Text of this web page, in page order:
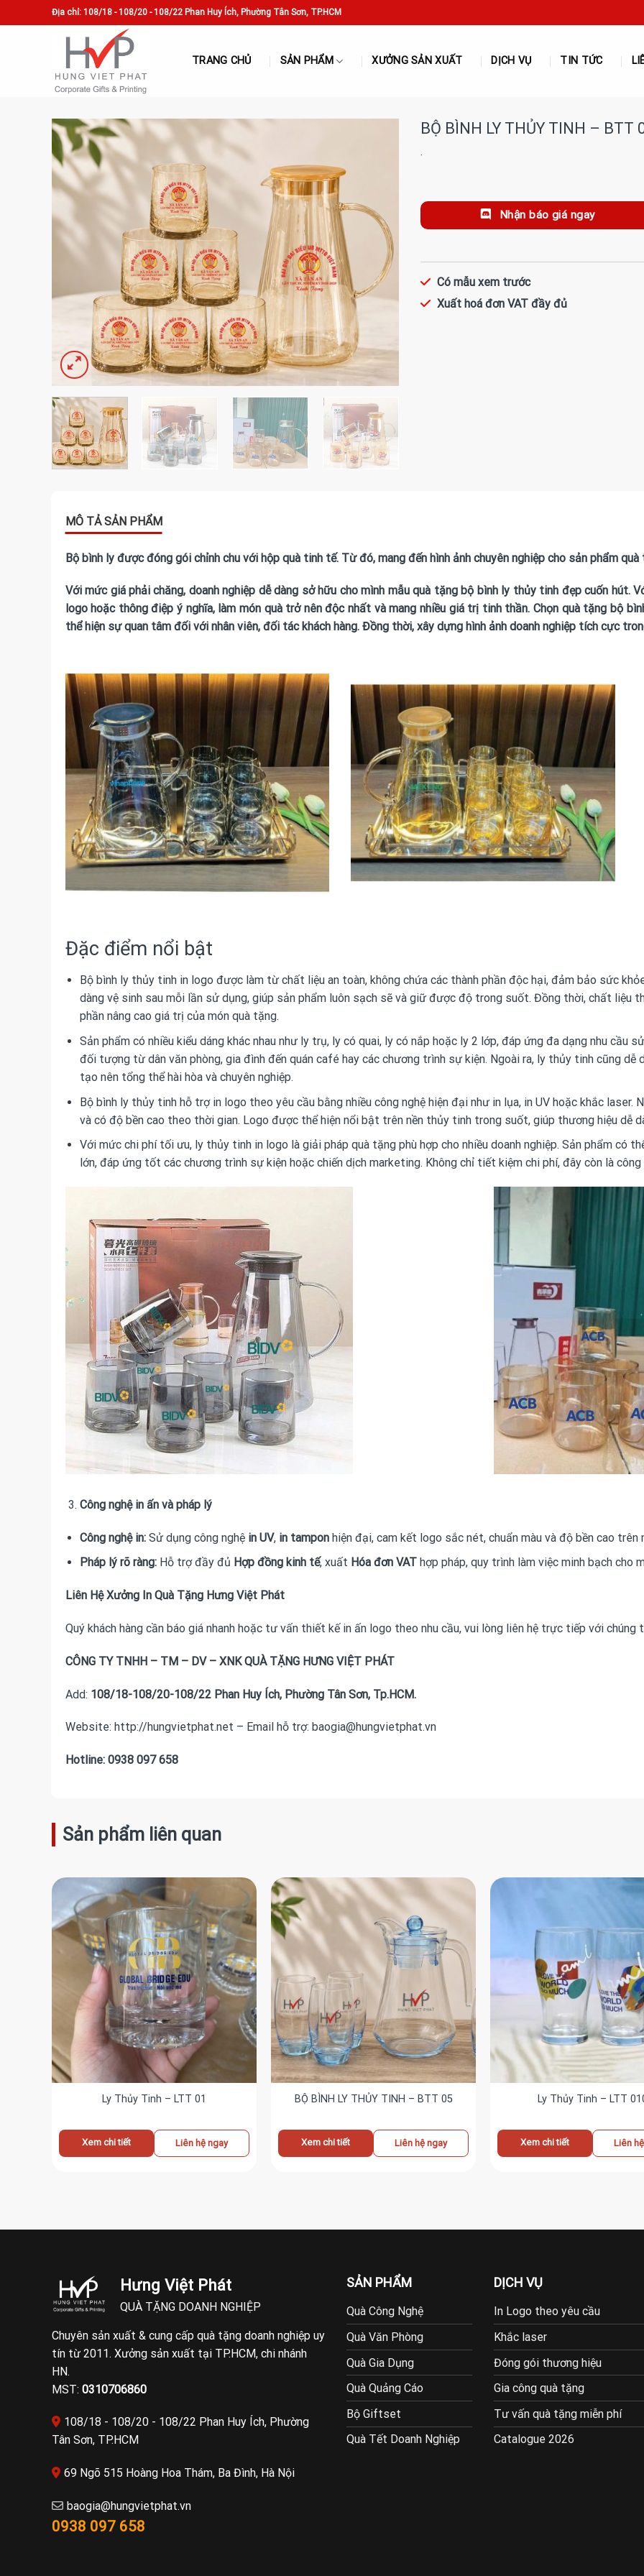
to
Địa chỉ: 108/18 - 108/20 - 108/22 Phan Huy Ích, Phường Tân Sơn, TP.HCM
TRANG CHỦ SẢN PHẨM XƯỞNG SẢN XUẤT DỊCH VỤ TIN TỨC
BỘ BÌNH LY THỦY TINH – BTT
·
Nhận báo giá ngay
Có mẫu xem trước
Xuất hoá đơn VAT đầy đủ
Bộ bình ly được đóng gói chỉnh chu với hộp quà tinh tế. Từ đó, mang đến hình ảnh chuyên nghiệp cho sản phẩm quà
Với mức giá phải chăng, doanh nghiệp dễ dàng sở hữu cho mình mẫu quà tặng bộ bình ly thủy tinh đẹp cuốn hút.
logo hoặc thông điệp ý nghĩa, làm món quà trở nên độc nhất và mang nhiều giá trị tinh thần. Chọn quà tặng bộ
thể hiện sự quan tâm đối với nhân viên, đối tác khách hàng. Đồng thời, xây dựng hình ảnh doanh nghiệp tích cực
Đặc điểm nổi bật
Bộ bình ly thủy tinh in logo được làm từ chất liệu an toàn, không chứa các thành phần độc hại, đảm bảo sức
dàng vệ sinh sau mỗi lần sử dụng, giúp sản phẩm luôn sạch sẽ và giữ được độ trong suốt. Đồng thời, chất liệu
phần nâng cao giá trị của món quà tặng.
Sản phẩm có nhiều kiểu dáng khác nhau như ly trụ, ly có quai, ly có nắp hoặc ly 2 lớp, đáp ứng đa dạng nhu cầu
đối tượng từ dân văn phòng, gia đình đến quán café hay các chương trình sự kiện. Ngoài ra, ly thủy tinh cũng
tạo nên tổng thể hài hòa và chuyên nghiệp.
Bộ bình ly thủy tinh hỗ trợ in logo theo yêu cầu bằng nhiều công nghệ hiện đại như in lụa, in UV hoặc khắc laser.
và có độ bền cao theo thời gian. Logo được thể hiện nổi bật trên nền thủy tinh trong suốt, giúp thương hiệu dễ
Với mức chi phí tối ưu, ly thủy tinh in logo là giải pháp quà tặng phù hợp cho nhiều doanh nghiệp. Sản phẩm có
lớn, đáp ứng tốt các chương trình sự kiện hoặc chiến dịch marketing. Không chỉ tiết kiệm chi phí, đây còn là
Công nghệ in ấn và pháp lý
Công nghệ in: Sử dụng công nghệ in UV, in tampon hiện đại, cam kết logo sắc nét, chuẩn màu và độ bền cao
Pháp lý rõ ràng: Hỗ trợ đầy đủ Hợp đồng kinh tế, xuất Hóa đơn VAT hợp pháp, quy trình làm việc minh bạch cho
Liên Hệ Xưởng In Quà Tặng Hưng Việt Phát
Quý khách hàng cần báo giá nhanh hoặc tư vấn thiết kế in ấn logo theo nhu cầu, vui lòng liên hệ trực tiếp với chúng
CÔNG TY TNHH – TM – DV – XNK QUÀ TẶNG HƯNG VIỆT PHÁT
Add: 108/18-108/20-108/22 Phan Huy Ích, Phường Tân Sơn, Tp.HCM.
Website: http://hungvietphat.net – Email hỗ trợ: baogia@hungvietphat.vn
Hotline: 0938 097 658
Sản phẩm liên quan
Ly Thủy Tinh – LTT 01
Xem chi tiết Liên hệ ngay
BỘ BÌNH LY THỦY TINH – BTT 05
Xem chi tiết Liên hệ ngay
Ly Thủy Tinh – LTT
Xem chi tiết Liên
Hưng Việt Phát
QUÀ TẶNG DOANH NGHIỆP
Chuyên sản xuất & cung cấp quà tặng doanh nghiệp uy
tín từ 2011. Xưởng sản xuất tại TP.HCM, chi nhánh
HN.
MST: 0310706860
108/18 - 108/20 - 108/22 Phan Huy Ích, Phường
Tân Sơn, TP.HCM
69 Ngõ 515 Hoàng Hoa Thám, Ba Đình, Hà Nội
baogia@hungvietphat.vn
0938 097 658
SẢN PHẨM
Quà Công Nghệ
Quà Văn Phòng
Quà Gia Dụng
Quà Quảng Cáo
Bộ Giftset
Quà Tết Doanh Nghiệp
DỊCH VỤ
In Logo theo yêu cầu
Khắc laser
Đóng gói thương hiệu
Gia công quà tặng
Tư vấn quà tặng miễn phí
Catalogue 2026